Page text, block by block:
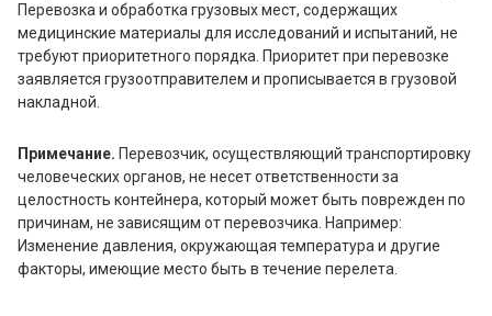
Перевозка и обработка грузовых мест, содержащих
медицинские материалы для исследований и испытаний, не
требуют приоритетного порядка. Приоритет при перевозке
заявляется грузоотправителем и прописывается в грузовой
накладной.
Примечание. Перевозчик, осуществляющий транспортировку
человеческих органов, не несет ответственности за
целостность контейнера, который может быть поврежден по
причинам, не зависящим от перевозчика. Например:
Изменение давления, окружающая температура и другие
факторы, имеющие место быть в течение перелета.